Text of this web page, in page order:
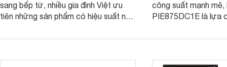
sang bếp từ, nhiều gia đình Việt ưu
tiên những sản phẩm có hiệu suất nấu
mẫu bếp đáp ứng tốt các tiêu chí này.
công suất mạnh
PIE875DC1E là lựa